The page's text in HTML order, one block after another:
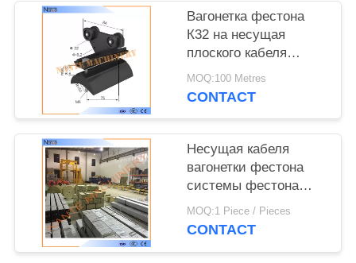
PRIVACY
POLICY
Вагонетка фестона
К32 на несущая
плоского кабеля
длина
32мм*30мм*1.5мм 4м
MOQ:100 Metres
CONTACT
Несущая кабеля
вагонетки фестона
системы фестона
следа c коррозионной
устойчивости
MOQ:1 Piece / Pieces
CONTACT